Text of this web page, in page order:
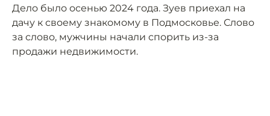
Дело было осенью 2024 года. Зуев приехал на
дачу к своему знакомому в Подмосковье. Слово
за слово, мужчины начали спорить из-за
продажи недвижимости.